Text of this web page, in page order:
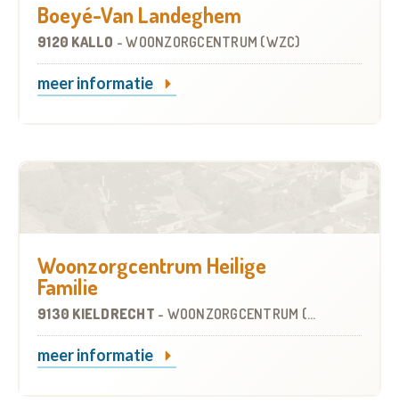
Boeyé-Van Landeghem
9120 KALLO -WOONZORGCENTRUM (WZC)
meer informatie
Woonzorgcentrum Heilige
Familie
9130 KIELDRECHT - WOONZORGCENTRUM (WZC)
meer informatie